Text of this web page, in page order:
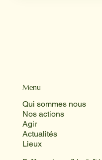
Menu
Qui sommes nous
Nos actions
Agir
Actualités
Lieux